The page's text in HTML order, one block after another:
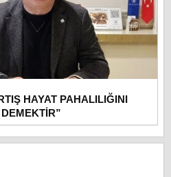
HAYAT PAHALILIĞINI